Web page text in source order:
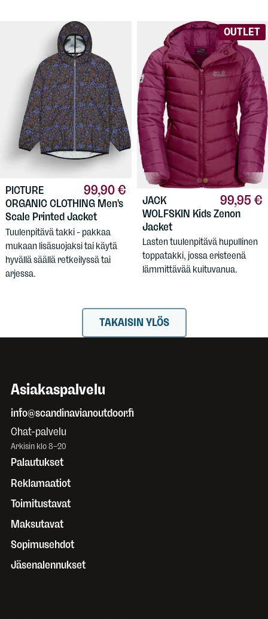
99,90 €
PICTURE
ORGANIC CLOTHING Men's
Scale Printed Jacket
Tuulenpitävä takki - pakkaa
mukaan lisäsuojaksi tai käytä
hyvällä säällä retkeilyssä tai
arjessa.
OUTLET
99,95 €
JACK
WOLFSKIN Kids Zenon
Jacket
Lasten tuulenpitävä hupullinen
toppatakki, jossa eristeenä
lämmittävää kuituvanua.
TAKAISIN YLÖS
Asiakaspalvelu
info@scandinavianoutdoor.fi
Chat-palvelu
Arkisin klo 8–20
Palautukset
Reklamaatiot
Toimitustavat
Maksutavat
Sopimusehdot
Jäsenalennukset